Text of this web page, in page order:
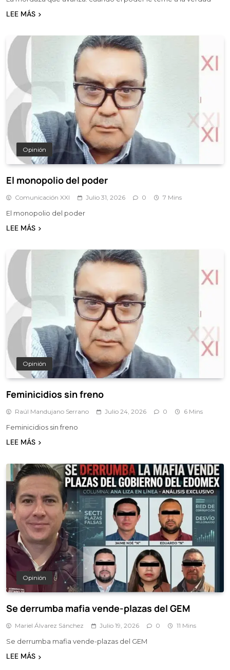
LEE MÁS
Opinión
El monopolio del poder
Comunicación XXI Julio 31, 2026 0 7 Mins
El monopolio del poder
LEE MÁS
Opinión
Feminicidios sin freno
Raúl Mandujano Serrano Julio 24, 2026 0 6 Mins
Feminicidios sin freno
LEE MÁS
Opinión
Se derrumba mafia vende-plazas del GEM
Mariel Álvarez Sánchez Julio 19, 2026 0 11 Mins
Se derrumba mafia vende-plazas del GEM
LEE MÁS